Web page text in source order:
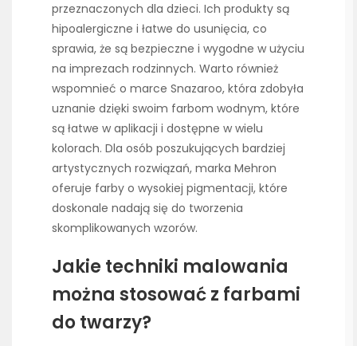
przeznaczonych dla dzieci. Ich produkty są
hipoalergiczne i łatwe do usunięcia, co
sprawia, że są bezpieczne i wygodne w użyciu
na imprezach rodzinnych. Warto również
wspomnieć o marce Snazaroo, która zdobyła
uznanie dzięki swoim farbom wodnym, które
są łatwe w aplikacji i dostępne w wielu
kolorach. Dla osób poszukujących bardziej
artystycznych rozwiązań, marka Mehron
oferuje farby o wysokiej pigmentacji, które
doskonale nadają się do tworzenia
skomplikowanych wzorów.
Jakie techniki malowania
można stosować z farbami
do twarzy?